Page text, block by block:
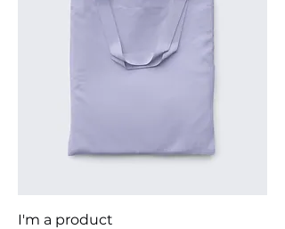
I'm a product